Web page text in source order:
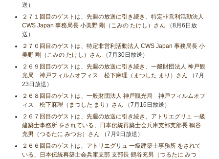
送）
２７１回目のゲストは、先週の放送に引き続き、特定非営利活動法人
CWS Japan 事務局長 小美野 剛（こみの たけし）さん （8月6日放
送）
２７０回目のゲストは、特定非営利活動法人 CWS Japan 事務局長 小
美野 剛（こみの たけし）さん （7月30日放送）
２６９回目のゲストは、先週の放送に引き続き、一般財団法人 神戸観
光局 神戸フィルムオフィス 松下麻理（まつした まり）さん （7月
23日放送）
２６８回目のゲストは、一般財団法人 神戸観光局 神戸フィルムオフ
ィス 松下麻理（まつした まり）さん （7月16日放送）
２６７回目のゲストは、先週の放送に引き続き、アトリエグリュ 一級
建築士事務所 をされている、日本伝統再築士会兵庫支部支部長 鶴谷
充男（つるたに みつお）さん （7月9日放送）
２６６回目のゲストは、アトリエグリュ 一級建築士事務所 をされて
いる、日本伝統再築士会兵庫支部 支部長 鶴谷充男（つるたに みつ